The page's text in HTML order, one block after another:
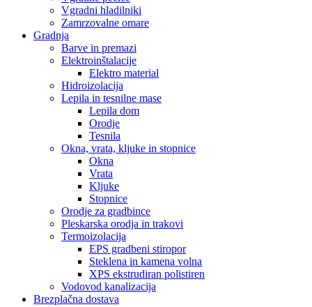
Vgradni hladilniki
Zamrzovalne omare
Gradnja
Barve in premazi
Elektroinštalacije
Elektro material
Hidroizolacija
Lepila in tesnilne mase
Lepila dom
Orodje
Tesnila
Okna, vrata, kljuke in stopnice
Okna
Vrata
Kljuke
Stopnice
Orodje za gradbince
Pleskarska orodja in trakovi
Termoizolacija
EPS gradbeni stiropor
Steklena in kamena volna
XPS ekstrudiran polistiren
Vodovod kanalizacija
Brezplačna dostava